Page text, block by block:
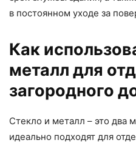
в постоянном уходе за
Как
металл для
загородного
Стекло и металл – это два
идеально подходят для